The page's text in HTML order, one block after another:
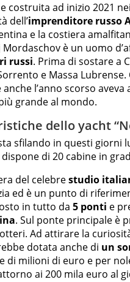
costruita ad inizio 2021
dell’imprenditore russo
e la costiera
Mordaschov è un uomo
russi. Prima di sostare a
e Massa
l’anno scorso aveva
grande al mondo.
dello yacht
sfilando in questi giorni
dispone di 20 cabine in
del celebrestudio
ed è un punto di
in tutto da 5 ponti e
. Sul ponte principale è
Ad attirare la
dotata anche di un
di milioni di euro e per
ai 200 mila euro al